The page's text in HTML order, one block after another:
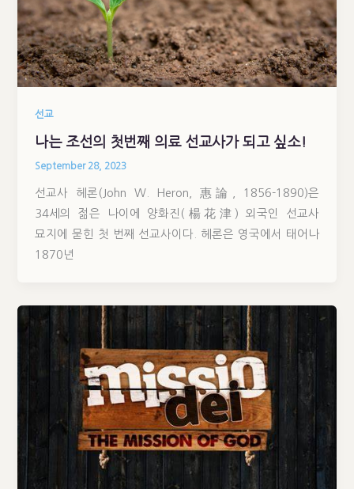
선교
나는 조선의 첫번째 의료 선교사가 되고 싶소!
September 28, 2023
선교사 헤론(John W. Heron, 惠論, 1856-1890)은
34세의 젊은 나이에 양화진(楊花津) 외국인 선교사
묘지에 묻힌 첫 번째 선교사이다. 헤론은 영국에서 태어나
1870년